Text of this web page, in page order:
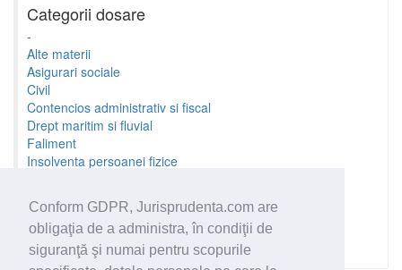
Conform GDPR, Jurisprudenta.com are
obligaţia de a administra, în condiţii de
siguranţă şi numai pentru scopurile
Categorii dosare
-
Alte materii
Asigurari sociale
Civil
Contencios administrativ si fiscal
Drept maritim si fluvial
Faliment
Insolventa persoanei fizice
Minori si familie
Penal
Proprietate Intelectuala